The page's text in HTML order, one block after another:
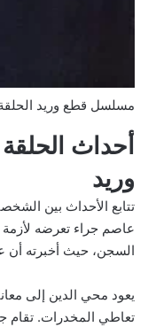
مسلسل قطع وريد الحلقة 23 الثالث والعشرون كاملة 2025 بدقة
وريد
تتابع الأحداث بين
عاصم جراء تعرضه لأزمة
السجن، حيث أخبرته أن
يعود محي الدين إلى
تعاطي المخدرات. تقام